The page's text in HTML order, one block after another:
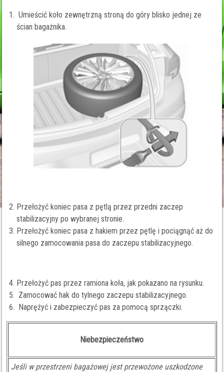
Umieścić koło zewnętrzną stroną do góry blisko jednej ze
ścian bagażnika.
Przełożyć koniec pasa z pętlą przez przedni zaczep
stabilizacyjny po wybranej stronie.
Przełożyć koniec pasa z hakiem przez pętlę i pociągnąć aż do
silnego zamocowania pasa do zaczepu stabilizacyjnego.
Przełożyć pas przez ramiona koła, jak pokazano na rysunku.
Zamocować hak do tylnego zaczepu stabilizacyjnego.
Naprężyć i zabezpieczyć pas za pomocą sprzączki.
Niebezpieczeństwo
Jeśli w przestrzeni bagażowej jest przewożone uszkodzone